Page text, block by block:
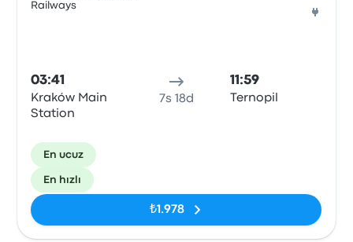
Railways
03:41
Kraków Main
Station
7s 18d
11:59
Ternopil
En ucuz
En hızlı
₺1.978